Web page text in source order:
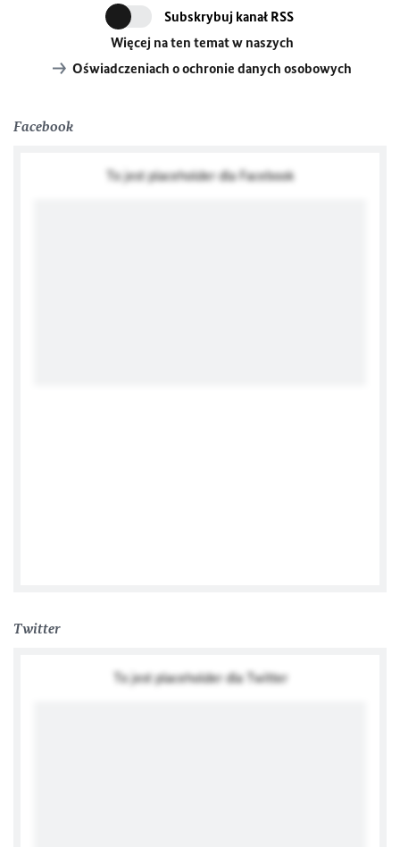
Subskrybuj kanał RSS
Więcej na ten temat w naszych
Oświadczeniach o ochronie danych osobowych
Facebook
To jest placeholder dla Facebook
Twitter
To jest placeholder dla Twitter